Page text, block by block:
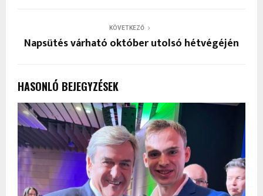
KÖVETKEZŐ
Napsütés várható október utolsó hétvégéjén
HASONLÓ BEJEGYZÉSEK